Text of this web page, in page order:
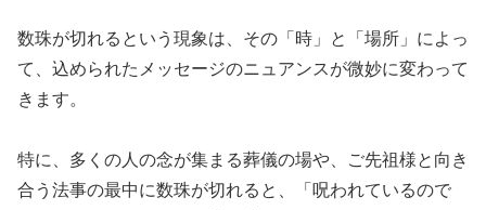
数珠が切れるという現象は、その「時」と「場所」によっ
て、込められたメッセージのニュアンスが微妙に変わって
きます。
特に、多くの人の念が集まる葬儀の場や、ご先祖様と向き
合う法事の最中に数珠が切れると、「呪われているので